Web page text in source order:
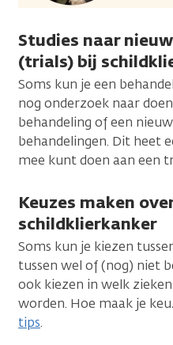
Studies naar
(trials) bij
Soms kun je een
nog onderzoek naar
behandeling of een
behandelingen. Dit heet
mee kunt doen aan een
Keuzes maken
schildklierkanker
Soms kun je kiezen
tussen wel of (nog) niet
ook kiezen in welk
worden. Hoe maak je
tips.